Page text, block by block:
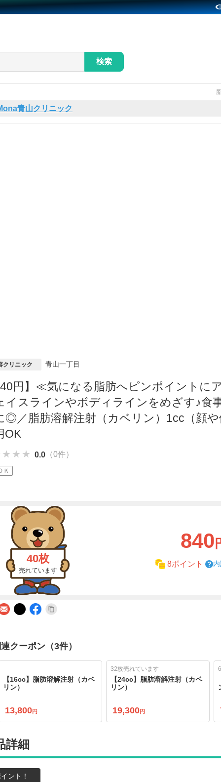
検索
青山クリニック
クリニック 青山一丁目
円】≪気になる脂肪へピンポイントに
イスラインやボディラインをめざす♪食
◎／脂肪溶解注射（カベリン）1cc（顔
OK
0.0 （0件）
Ｋ
40枚
売れています
840
8ポイント
クーポン（3件）
【16cc】脂肪溶解注射（カベ
リン）
13,800円
32枚売れています
【24cc】脂肪溶解注射（カベ
リン）
19,300円
詳細